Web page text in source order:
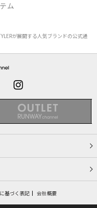
ム
が展開する人気ブランドの公式通
基づく表記 会社概要